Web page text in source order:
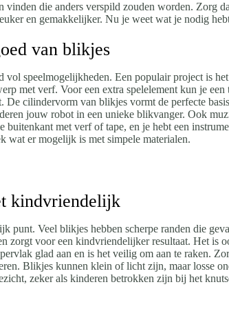
vinden die anders verspild zouden worden. Zorg
en gemakkelijker. Nu je weet wat je nodig
van blikjes
vol speelmogelijkheden. Een populair project is
met verf. Voor een extra spelelement kun je
De cilindervorm van blikjes vormt de perfecte
jouw robot in een unieke blikvanger. Ook
met verf of tape, en je hebt een
wat er mogelijk is met simpele materialen.
kindvriendelijk
punt. Veel blikjes hebben scherpe randen die
zorgt voor een kindvriendelijker resultaat. Het is
glad aan en is het veilig om aan te raken.
Blikjes kunnen klein of licht zijn, maar losse
zeker als kinderen betrokken zijn bij het